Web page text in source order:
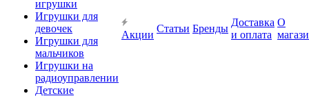
игрушки
Игрушки для
девочек
Игрушки для
мальчиков
Игрушки на
радиоуправлении
Детские
Акции
Статьи Бренды
Доставка
и оплата
О